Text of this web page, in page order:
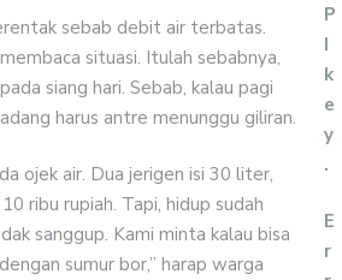
sebab debit air terbatas.
situasi. Itulah sebabnya,
siang hari. Sebab, kalau pagi
harus antre menunggu giliran.
ojek air. Dua jerigen isi 30 liter,
ribu rupiah. Tapi, hidup sudah
sanggup. Kami minta kalau bisa
sumur bor,” harap warga
P
I
k
e
y
.
E
r